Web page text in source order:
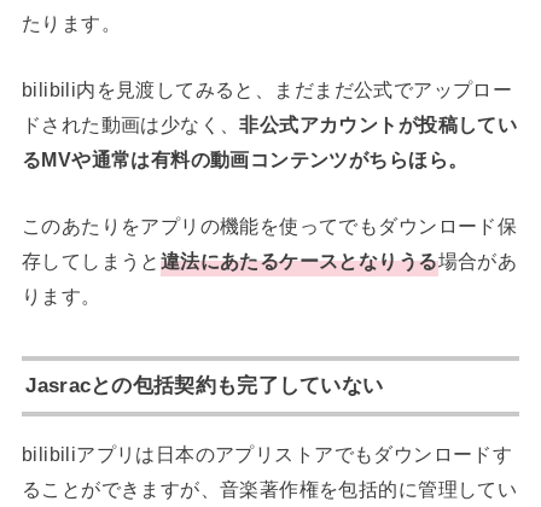
たります。
bilibili内を見渡してみると、まだまだ公式でアップロー
ドされた動画は少なく、非公式アカウントが投稿してい
るMVや通常は有料の動画コンテンツがちらほら。
このあたりをアプリの機能を使ってでもダウンロード保
存してしまうと 違法にあたるケースとなりうる場合があ
ります。
Jasracとの包括契約も完了していない
bilibiliアプリは日本のアプリストアでもダウンロードす
ることができますが、音楽著作権を包括的に管理してい